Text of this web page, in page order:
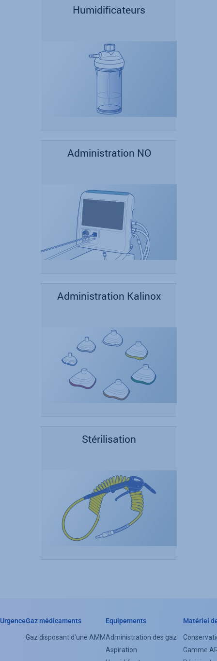
Humidificateurs
Administration NO
Administration Kalinox
Stérilisation
Header
UrgenceGaz médicaments
Gaz disposant d'une AMM
Equipements
Administration des gaz
Aspiration
Matériel
Gamme